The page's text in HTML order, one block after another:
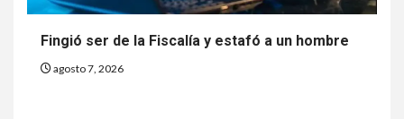
Fingió ser de la Fiscalía y estafó a un hombre
agosto 7, 2026